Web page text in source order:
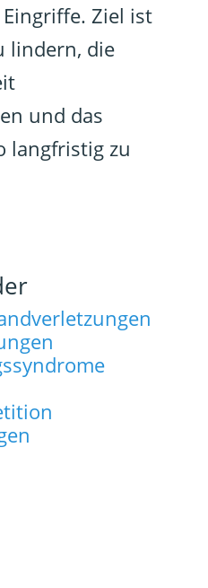
Ziel ist
lindern, die
und das
langfristig zu